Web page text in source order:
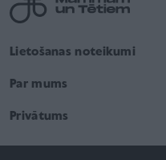
Lietošanas noteikumi
Par mums
Privātums